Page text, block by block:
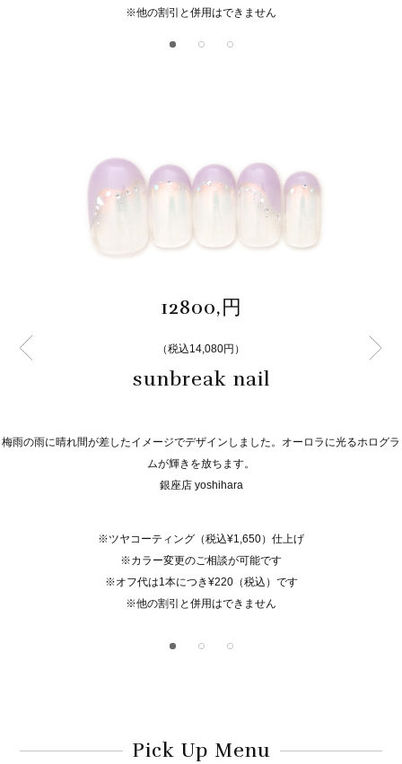
※他の割引と併用はできません
12800,円
（税込14,080円）
sunbreak nail
梅雨の雨に晴れ間が差したイメージでデザインしました。オーロラに光るホログラ
ムが輝きを放ちます。
銀座店 yoshihara
※ツヤコーティング（税込¥1,650）仕上げ
※カラー変更のご相談が可能です
※オフ代は1本につき¥220（税込）です
※他の割引と併用はできません
Pick Up Menu